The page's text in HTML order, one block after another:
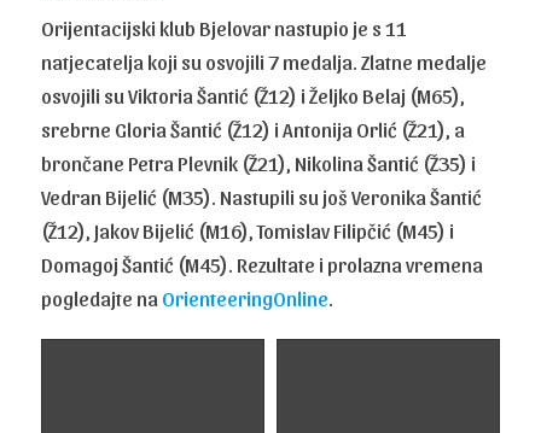
Orijentacijski klub Bjelovar nastupio je s 11
natjecatelja koji su osvojili 7 medalja. Zlatne medalje
osvojili su Viktoria Šantić (Ž12) i Željko Belaj (M65),
srebrne Gloria Šantić (Ž12) i Antonija Orlić (Ž21), a
brončane Petra Plevnik (Ž21), Nikolina Šantić (Ž35) i
Vedran Bijelić (M35). Nastupili su još Veronika Šantić
(Ž12), Jakov Bijelić (M16), Tomislav Filipčić (M45) i
Domagoj Šantić (M45). Rezultate i prolazna vremena
pogledajte na OrienteeringOnline